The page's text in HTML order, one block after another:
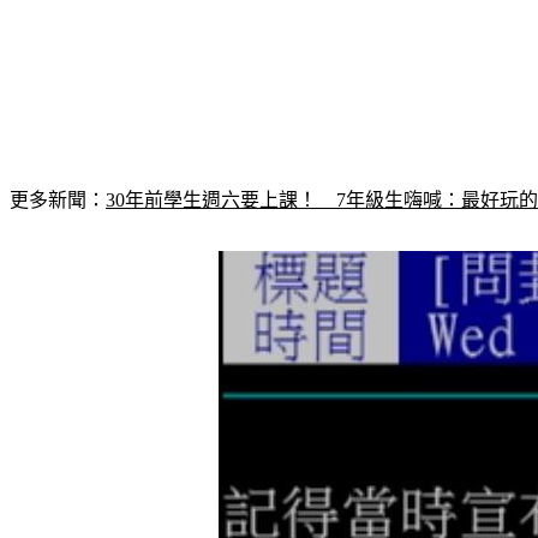
更多新聞： 30年前學生週六要上課！　7年級生嗨喊：最好玩